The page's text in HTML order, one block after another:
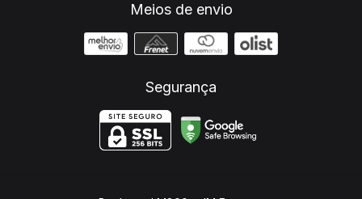
Meios de envio
Segurança